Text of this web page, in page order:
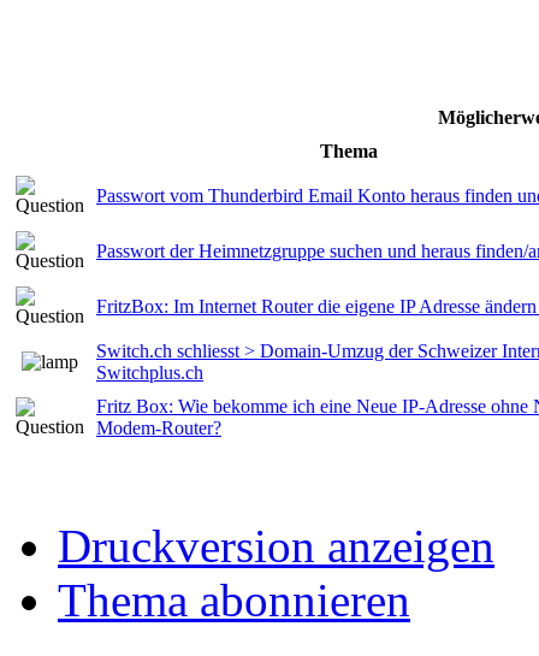
Thema
Passwort vom Thunderbird Email Konto heraus finden
Passwort der Heimnetzgruppe suchen und heraus finden/
FritzBox: Im Internet Router die eigene IP Adresse
Switch.ch schliesst > Domain-Umzug der Schweizer
Switchplus.ch
Fritz Box: Wie bekomme ich eine Neue IP-Adresse ohne
Modem-Router?
Druckversion anzeigen
Thema abonnieren